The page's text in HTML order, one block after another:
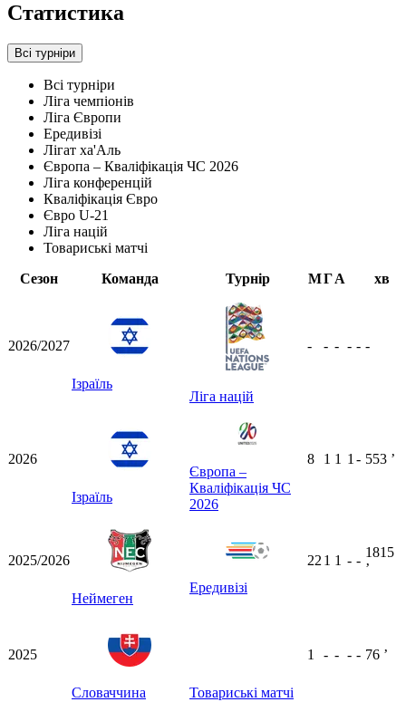
Статистика
Всі турніри
Всі турніри
Ліга чемпіонів
Ліга Європи
Ередивізі
Лігат ха'Аль
Європа – Кваліфікація ЧС 2026
Ліга конференцій
Кваліфікація Євро
Євро U-21
Ліга націй
Товариські матчі
Сезон
Команда Турнір МГА хв
2026/2027
Ізраїль
Ліга націй
- - - - - -
2026
Ізраїль
Європа –
Кваліфікація ЧС
2026
8 1 1 1 - 553 ʼ
2025/2026
Неймеген
Ередивізі
22 1 1 - -
1815
ʼ
2025
Словаччина Товариські матчі
1 - - - - 76 ʼ